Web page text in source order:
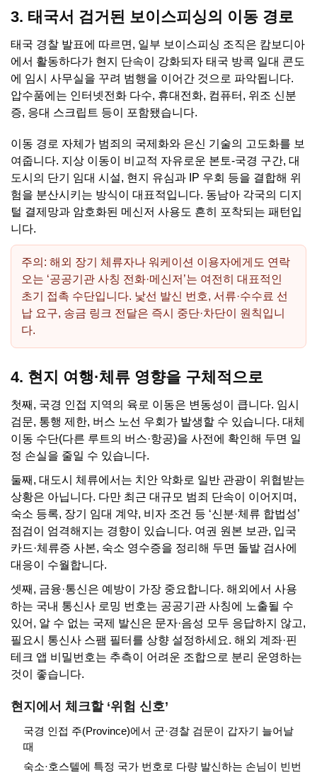
3. 태국서 검거된 보이스피싱의 이동 경로
태국 경찰 발표에 따르면, 일부 보이스피싱 조직은 캄보디아
에서 활동하다가 현지 단속이 강화되자 태국 방콕 일대 콘도
에 임시 사무실을 꾸려 범행을 이어간 것으로 파악됩니다.
압수품에는 인터넷전화 다수, 휴대전화, 컴퓨터, 위조 신분
증, 응대 스크립트 등이 포함됐습니다.
이동 경로 자체가 범죄의 국제화와 은신 기술의 고도화를 보
여줍니다. 지상 이동이 비교적 자유로운 본토-국경 구간, 대
도시의 단기 임대 시설, 현지 유심과 IP 우회 등을 결합해 위
험을 분산시키는 방식이 대표적입니다. 동남아 각국의 디지
털 결제망과 암호화된 메신저 사용도 흔히 포착되는 패턴입
니다.
주의: 해외 장기 체류자나 워케이션 이용자에게도 연락
오는 ‘공공기관 사칭 전화·메신저’는 여전히 대표적인
초기 접촉 수단입니다. 낯선 발신 번호, 서류·수수료 선
납 요구, 송금 링크 전달은 즉시 중단·차단이 원칙입니
다.
4. 현지 여행·체류 영향을 구체적으로
첫째, 국경 인접 지역의 육로 이동은 변동성이 큽니다. 임시
검문, 통행 제한, 버스 노선 우회가 발생할 수 있습니다. 대체
이동 수단(다른 루트의 버스·항공)을 사전에 확인해 두면 일
정 손실을 줄일 수 있습니다.
둘째, 대도시 체류에서는 치안 악화로 일반 관광이 위협받는
상황은 아닙니다. 다만 최근 대규모 범죄 단속이 이어지며,
숙소 등록, 장기 임대 계약, 비자 조건 등 ‘신분·체류 합법성’
점검이 엄격해지는 경향이 있습니다. 여권 원본 보관, 입국
카드·체류증 사본, 숙소 영수증을 정리해 두면 돌발 검사에
대응이 수월합니다.
셋째, 금융·통신은 예방이 가장 중요합니다. 해외에서 사용
하는 국내 통신사 로밍 번호는 공공기관 사칭에 노출될 수
있어, 알 수 없는 국제 발신은 문자·음성 모두 응답하지 않고,
필요시 통신사 스팸 필터를 상향 설정하세요. 해외 계좌·핀
테크 앱 비밀번호는 추측이 어려운 조합으로 분리 운영하는
것이 좋습니다.
현지에서 체크할 ‘위험 신호’
국경 인접 주(Province)에서 군·경찰 검문이 갑자기 늘어날
때
숙소·호스텔에 특정 국가 번호로 다량 발신하는 손님이 빈번